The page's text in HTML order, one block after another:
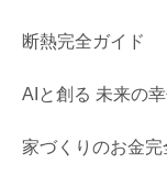
断熱完全ガイド
AIと創る 未来の
家づくりのお金完